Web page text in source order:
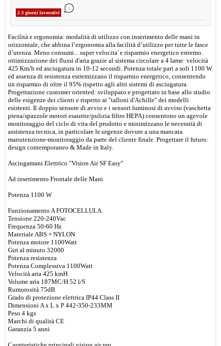
2-3 giorni lavorativi
Facilità e ergonomia: modalità di utilizzo con inserimento delle mani in
orizzontale, che abbina l’ergonomia alla facilità d’utilizzo per tutte le fasce
d’utenza. Meno consumi... super velocita' e risparmio energetico estremo:
ottimizzazione dei flussi d'aria grazie al sistema circolare a 4 lame: velocità
425 Km/h ed asciugatura in 10-12 secondi. Potenza totale pari a soli 1100 W
ed assenza di resistenza estremizzano il risparmio energetico, consentendo
un risparmio di oltre il 95% rispetto agli altri sistemi di asciugatura.
Progettazione customer oriented: sviluppato e progettato in base allo studio
delle esigenze dei clienti e rispetto ai "talloni d'Achille" dei modelli
esistenti. Il doppio sensore di avvio e i sensori luminosi di avviso (vaschetta
piena/spazzole motori esaurite/pulizia filtro HEPA) consentono un agevole
monitoraggio del ciclo di vita del prodotto e minimizzano le necessità di
assistenza tecnica, in particolare le urgenze dovute a una mancata
manutenzione-monitoraggio da parte del cliente finale. Progettare il futuro:
design contemporaneo & Made in Italy.
Asciugamani Elettrico "Vision Air SF Easy"
Ad inserimento Frontale delle Mani
Potenza 1100 W
Funzionamento A FOTOCELLULA
Tensione 220-240Vac
Frequenza 50-60 Hz
Materiale ABS + NYLON
Potenza motore 1100Watt
Giri al minuto 32000
Potenza resistenza
Potenza Complessiva 1100Watt
Velocità aria 425 kmH
Volume aria 187MC/H 52 l/S
Rumorosità 75dB
Grado di protezione elettrica IP44 Class II
Dimensioni A x L x P 442-350-233MM
Peso 4 kgs
Marchi di qualità CE
Garanzia 5 anni